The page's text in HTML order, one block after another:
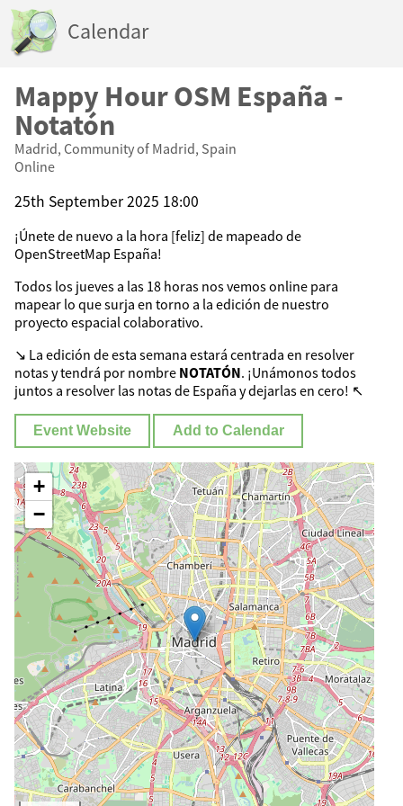
Calendar
Mappy Hour OSM España -
Notatón
Madrid, Community of Madrid, Spain
Online
25th September 2025 18:00
¡Únete de nuevo a la hora [feliz] de mapeado de
OpenStreetMap España!
Todos los jueves a las 18 horas nos vemos online para
mapear lo que surja en torno a la edición de nuestro
proyecto espacial colaborativo.
↘️ La edición de esta semana estará centrada en resolver
notas y tendrá por nombre NOTATÓN. ¡Unámonos todos
juntos a resolver las notas de España y dejarlas en cero! ↖️
Event Website Add to Calendar
+
−